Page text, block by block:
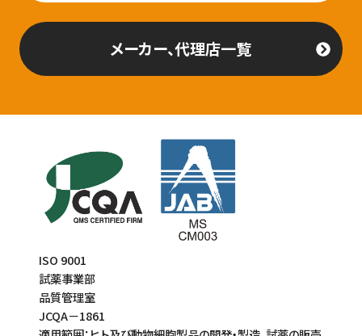
メーカー、代理店一覧
ISO 9001
試薬事業部
品質管理室
JCQA－1861